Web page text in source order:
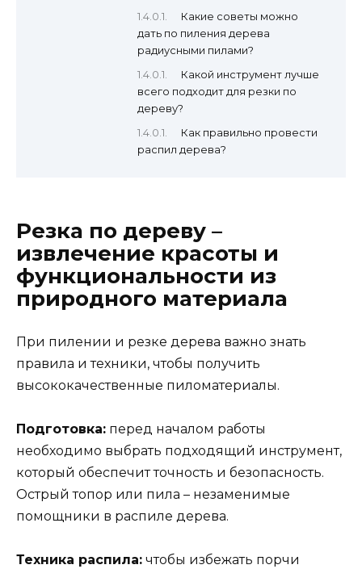
Какие советы можно
дать по пиления дерева
радиусными пилами?
Какой инструмент лучше
всего подходит для резки по
дереву?
Как правильно провести
распил дерева?
Резка по дереву –
извлечение красоты и
функциональности из
природного материала
При пилении и резке дерева важно знать
правила и техники, чтобы получить
высококачественные пиломатериалы.
Подготовка: перед началом работы
необходимо выбрать подходящий инструмент,
который обеспечит точность и безопасность.
Острый топор или пила – незаменимые
помощники в распиле дерева.
Техника распила: чтобы избежать порчи